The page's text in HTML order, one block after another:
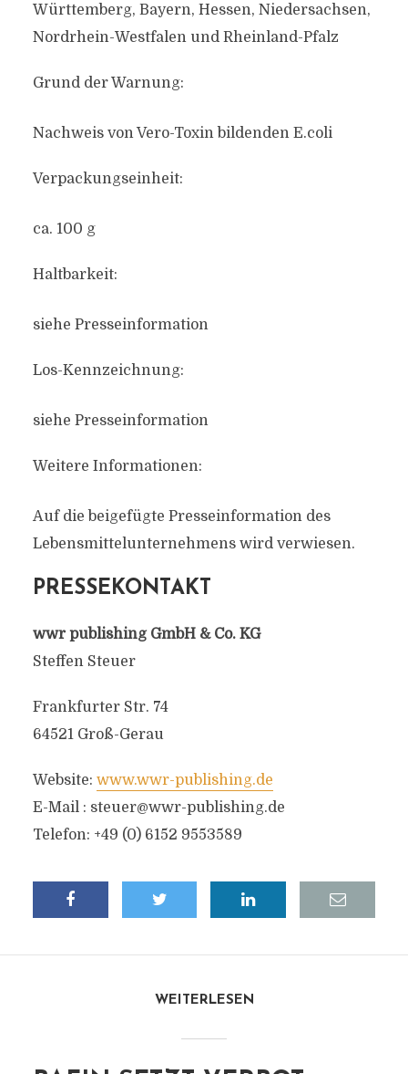
Württemberg, Bayern, Hessen, Niedersachsen,
Nordrhein-Westfalen und Rheinland-Pfalz
Grund der Warnung:
Nachweis von Vero-Toxin bildenden E.coli
Verpackungseinheit:
ca. 100 g
Haltbarkeit:
siehe Presseinformation
Los-Kennzeichnung:
siehe Presseinformation
Weitere Informationen:
Auf die beigefügte Presseinformation des
Lebensmittelunternehmens wird verwiesen.
PRESSEKONTAKT
wwr publishing GmbH & Co. KG
Steffen Steuer
Frankfurter Str. 74
64521 Groß-Gerau
Website: www.wwr-publishing.de
E-Mail : steuer@wwr-publishing.de
Telefon: +49 (0) 6152 9553589
WEITERLESEN